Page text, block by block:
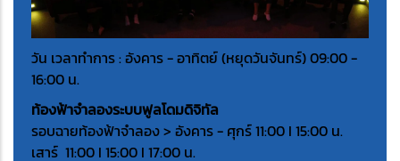
วัน เวลาทำการ : อังคาร - อาทิตย์ (หยุดวันจันทร์) 09:00 -
16:00 น.
ท้องฟ้าจำลองระบบฟูลโดมดิจิทัล
รอบฉายท้องฟ้าจำลอง > อังคาร - ศุกร์ 11:00 I 15:00 น.
เสาร์ 11:00 I 15:00 I 17:00 น.